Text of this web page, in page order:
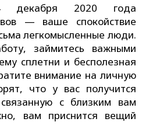
декабря 2020 года
— ваше спокойствие
легкомысленные люди.
займитесь важными
сплетни и бесполезная
внимание на личную
что у вас получится
с близким вам
вам приснится вещий